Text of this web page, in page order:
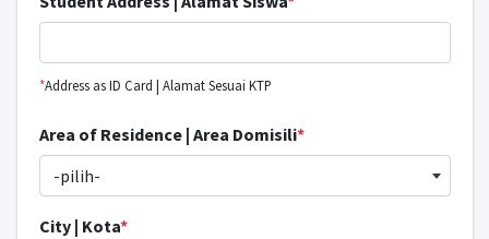
*Address as ID Card | Alamat Sesuai KTP
Area of Residence | Area Domisili*
-pilih-
City | Kota*